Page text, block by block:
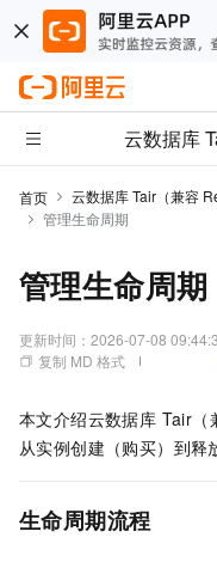
云数据库
首页 云数据库 Tair（兼容
管理生命周期
管理生命周期
更新时间： 2026-07-08
复制 MD 格式
本文介绍云数据库 Tair（
从实例创建（购买）到释
生命周期流程